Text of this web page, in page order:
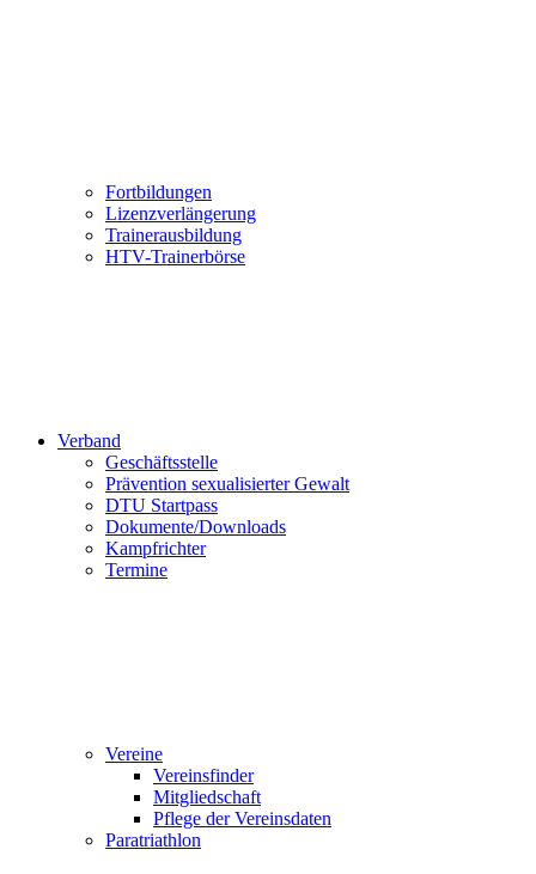
Fortbildungen
Lizenzverlängerung
Trainerausbildung
HTV-Trainerbörse
Verband
Geschäftsstelle
Prävention sexualisierter Gewalt
DTU Startpass
Dokumente/Downloads
Kampfrichter
Termine
Vereine
Vereinsfinder
Mitgliedschaft
Pflege der Vereinsdaten
Paratriathlon